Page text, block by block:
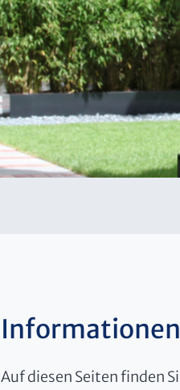
Informationen
Auf diesen Seiten finden